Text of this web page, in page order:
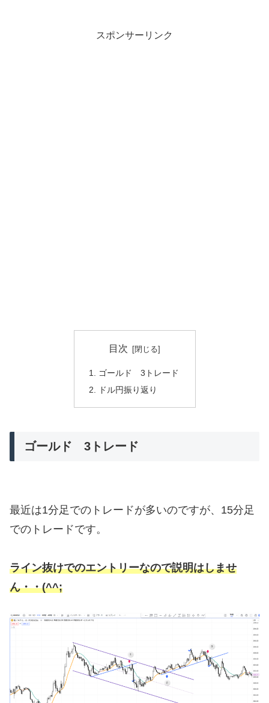
スポンサーリンク
目次
ゴールド 3トレード
ドル円振り返り
ゴールド 3トレード
最近は1分足でのトレードが多いのですが、15分足
でのトレードです。
ライン抜けでのエントリーなので説明はしませ
ん・・(^^;